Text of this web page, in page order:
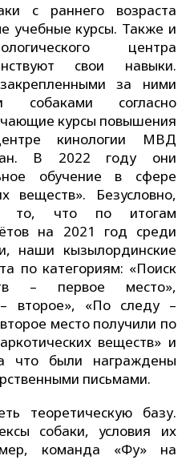
с раннего возраста
учебные курсы. Также и
центра
свои навыки.
за ними
собаками согласно
курсы повышения
кинологии МВД
В 2022 году они
обучение в сфере
веществ». Безусловно,
то, что по итогам
на 2021 год среди
наши кызылординские
по категориям: «Поиск
– первое место»,
второе», «По следу –
место получили по
веществ» и
что были награждены
письмами.
теоретическую базу.
собаки, условия их
команда «Фу» на